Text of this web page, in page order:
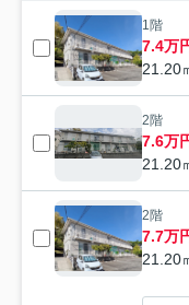
1階
7.4万
21.20
2階
7.6万
21.20
2階
7.7万
21.20